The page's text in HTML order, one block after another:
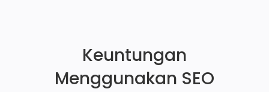
Keuntungan
Menggunakan SEO